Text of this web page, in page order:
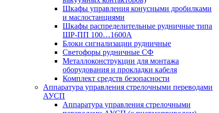
Шкафы управления конусными дробилками
и маслостанциями
Шкафы распределительные рудничные типа
ШР-ПП 100…1600А
Блоки сигнализации рудничные
Светофоры рудничные СФ
Металлоконструкции для монтажа
оборудования и прокладки кабеля
Комплект средств безопасности
Аппаратура управления стрелочными переводами
АУСП
Аппаратура управления стрелочными